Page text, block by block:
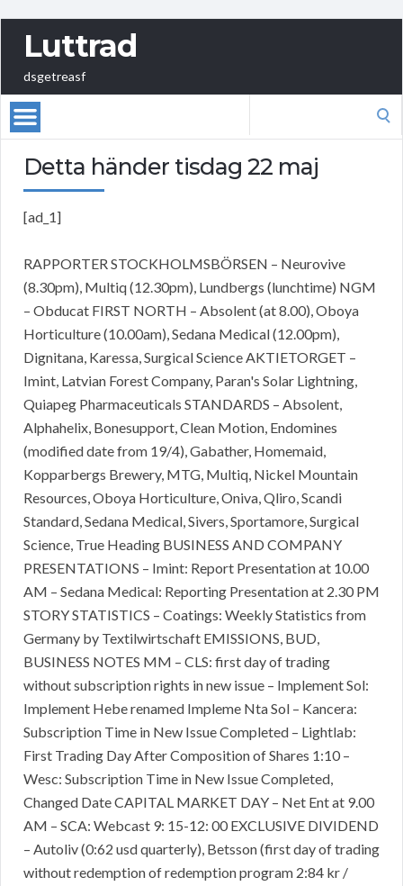
Luttrad
dsgetreasf
Detta händer tisdag 22 maj
[ad_1]
RAPPORTER STOCKHOLMSBÖRSEN – Neurovive
(8.30pm), Multiq (12.30pm), Lundbergs (lunchtime) NGM
– Obducat FIRST NORTH – Absolent (at 8.00), Oboya
Horticulture (10.00am), Sedana Medical (12.00pm),
Dignitana, Karessa, Surgical Science AKTIETORGET –
Imint, Latvian Forest Company, Paran's Solar Lightning,
Quiapeg Pharmaceuticals STANDARDS – Absolent,
Alphahelix, Bonesupport, Clean Motion, Endomines
(modified date from 19/4), Gabather, Homemaid,
Kopparbergs Brewery, MTG, Multiq, Nickel Mountain
Resources, Oboya Horticulture, Oniva, Qliro, Scandi
Standard, Sedana Medical, Sivers, Sportamore, Surgical
Science, True Heading BUSINESS AND COMPANY
PRESENTATIONS – Imint: Report Presentation at 10.00
AM – Sedana Medical: Reporting Presentation at 2.30 PM
STORY STATISTICS – Coatings: Weekly Statistics from
Germany by Textilwirtschaft EMISSIONS, BUD,
BUSINESS NOTES MM – CLS: first day of trading
without subscription rights in new issue – Implement Sol:
Implement Hebe renamed Impleme Nta Sol – Kancera:
Subscription Time in New Issue Completed – Lightlab:
First Trading Day After Composition of Shares 1:10 –
Wesc: Subscription Time in New Issue Completed,
Changed Date CAPITAL MARKET DAY – Net Ent at 9.00
AM – SCA: Webcast 9: 15-12: 00 EXCLUSIVE DIVIDEND
– Autoliv (0:62 usd quarterly), Betsson (first day of trading
without redemption of redemption program 2:84 kr /